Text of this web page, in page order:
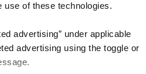
use of these technologies.
advertising” under applicable
advertising using the toggle or
Industries